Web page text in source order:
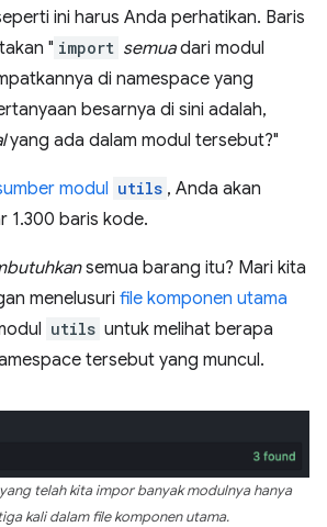
ini harus Anda perhatikan. Baris
" import semuadari modul
di namespace yang
besarnya di sini adalah,
yang ada dalam modul tersebut?"
modul utils , Anda akan
1.300 baris kode.
semua barang itu? Mari kita
menelusuri file komponen utama
utils untuk melihat berapa
tersebut yang muncul.
yang telah kita impor banyak modulnya hanya
kali dalam file komponen utama.